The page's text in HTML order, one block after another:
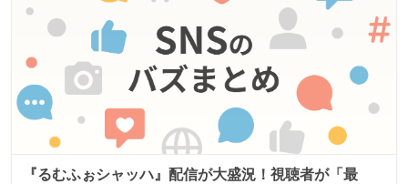
『るむふぉシャッハ』配信が大盛況！視聴者が「最